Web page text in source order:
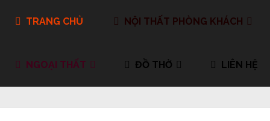
TRANG CHỦ NỘI THẤT PHÒNG KHÁCH
NGOẠI THẤT ĐỒ THỜ LIÊN HỆ